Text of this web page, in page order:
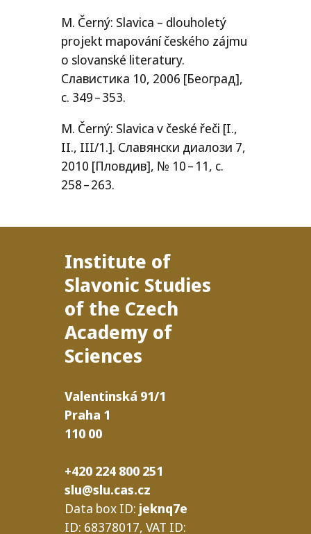
M. Černý: Slavica – dlouholetý
projekt mapování českého zájmu
o slovanské literatury.
Славистика 10, 2006 [Београд],
с. 349 – 353.
M. Černý: Slavica v české řeči [I.,
II., III/​1.]. Славянски диалози 7,
2010 [Пловдив], № 10 – 11, с.
258 – 263.
Institute of
Slavonic Studies
of the Czech
Academy of
Sciences
Valentinská 91/​1
Praha 1
110 00
+420 224 800 251
slu@slu.cas.cz
Data box ID: jeknq7e
ID: 68378017,VAT ID: